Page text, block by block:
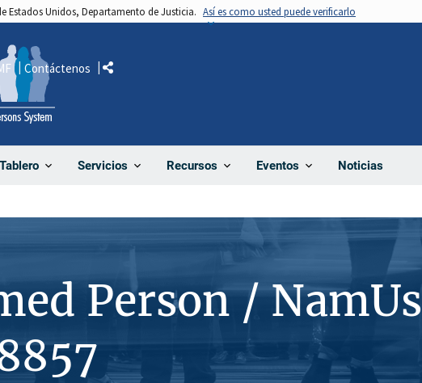
Estados Unidos, Departamento de Justicia. Así es como usted puede verificarlo
Tablero Servicios Recursos Eventos Noticias
Contáctenos Comparte
Person / NamUs